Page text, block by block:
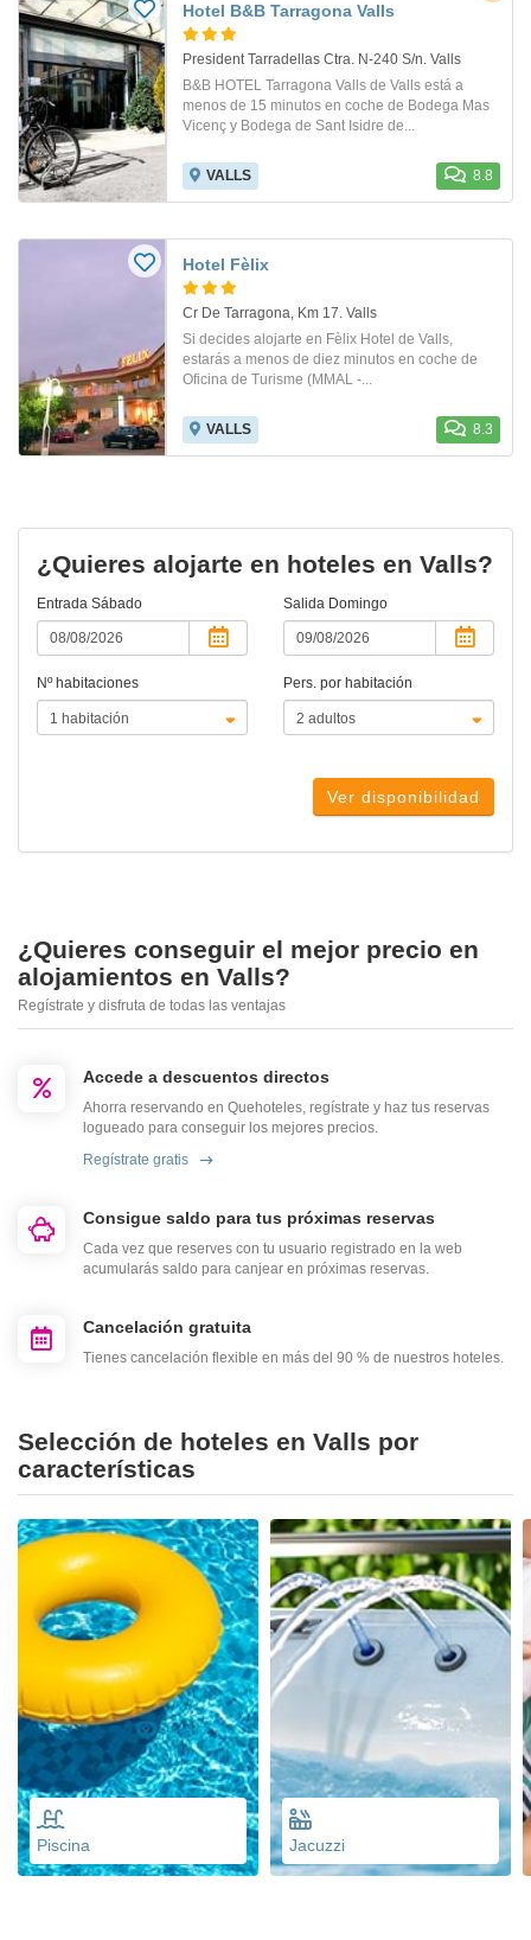
Hotel B&B Tarragona Valls
President Tarradellas Ctra. N-240 S/n. Valls
B&B HOTEL Tarragona Valls de Valls está a
menos de 15 minutos en coche de Bodega Mas
Vicenç y Bodega de Sant Isidre de...
VALLS 8.8
Hotel Fèlix
Cr De Tarragona, Km 17. Valls
Si decides alojarte en Fèlix Hotel de Valls,
estarás a menos de diez minutos en coche de
Oficina de Turisme (MMAL -...
VALLS 8.3
¿Quieres alojarte en hoteles en Valls?
Entrada Sábado Salida Domingo
Nº habitaciones Pers. por habitación
Ver disponibilidad
¿Quieres conseguir el mejor precio en
alojamientos en Valls?
Regístrate y disfruta de todas las ventajas
Accede a descuentos directos
Ahorra reservando en Quehoteles, regístrate y haz tus reservas
logueado para conseguir los mejores precios.
Regístrate gratis
Consigue saldo para tus próximas reservas
Cada vez que reserves con tu usuario registrado en la web
acumularás saldo para canjear en próximas reservas.
Cancelación gratuita
Tienes cancelación flexible en más del 90 % de nuestros hoteles.
Selección de hoteles en Valls por
características
Piscina Jacuzzi